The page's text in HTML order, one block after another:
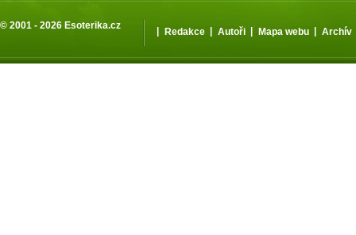
© 2001 - 2026 Esoterika.cz
Redakce Autoři Mapa webu Archív